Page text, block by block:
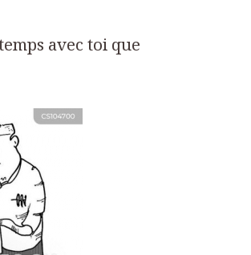
avec toi que